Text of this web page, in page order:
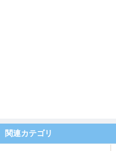
関連カテゴリ